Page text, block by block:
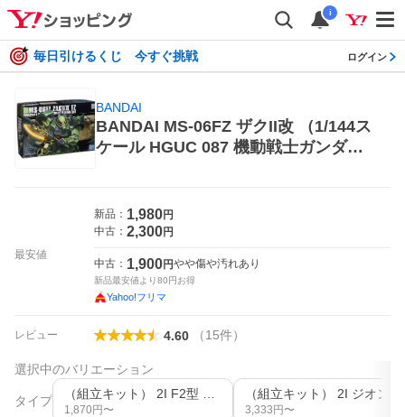
i
毎日引けるくじ 今すぐ挑戦 ログイン
BANDAI
BANDAI MS-06FZ ザクII改 （1/144ス
ケール HGUC 087 機動戦士ガンダム0
最安値
新品： 1,980円
中古： 2,300円
中古： 1,900円やや傷や汚れあり
新品最安値より80円お得
Yahoo!フリマ
レビュー 4.60 （15件）
選択中のバリエーション
タイプ
1,870 円〜 3,333 円〜